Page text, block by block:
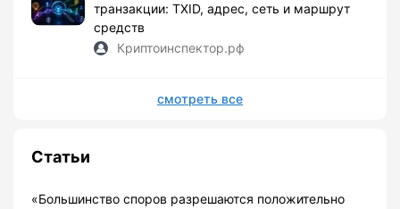
транзакции: TXID, адрес, сеть и маршрут
средств
Криптоинспектор.рф
смотреть все
Статьи
«Большинство споров разрешаются положительно